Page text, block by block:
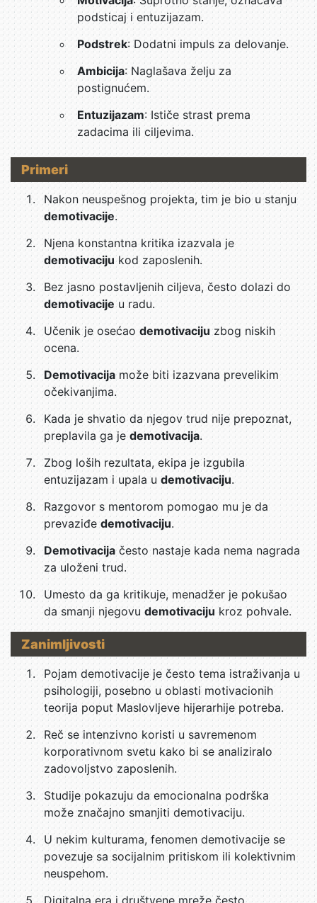
podsticaj i entuzijazam.
Podstrek: Dodatni impuls za delovanje.
Ambicija: Naglašava želju za
postignućem.
Entuzijazam: Ističe strast prema
zadacima ili ciljevima.
Primeri
Nakon neuspešnog projekta, tim je bio u stanju
demotivacije.
Njena konstantna kritika izazvala je
demotivacijukod zaposlenih.
Bez jasno postavljenih ciljeva, često dolazi do
demotivacijeu radu.
Učenik je osećaodemotivaciju zbog niskih
ocena.
Demotivacijamože biti izazvana prevelikim
očekivanjima.
Kada je shvatio da njegov trud nije prepoznat,
preplavila ga jedemotivacija.
Zbog loših rezultata, ekipa je izgubila
entuzijazam i upala u demotivaciju.
Razgovor s mentorom pomogao mu je da
prevaziđedemotivaciju.
Demotivacijačesto nastaje kada nema nagrada
za uloženi trud.
Umesto da ga kritikuje, menadžer je pokušao
da smanji njegovu demotivaciju kroz pohvale.
Zanimljivosti
Pojam demotivacije je često tema istraživanja u
psihologiji, posebno u oblasti motivacionih
teorija poput Maslovljeve hijerarhije potreba.
Reč se intenzivno koristi u savremenom
korporativnom svetu kako bi se analiziralo
zadovoljstvo zaposlenih.
Studije pokazuju da emocionalna podrška
može značajno smanjiti demotivaciju.
U nekim kulturama, fenomen demotivacije se
povezuje sa socijalnim pritiskom ili kolektivnim
neuspehom.
Digitalna era i društvene mreže često